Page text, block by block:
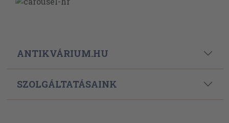
ANTIKVÁRIUM.HU
SZOLGÁLTATÁSAINK